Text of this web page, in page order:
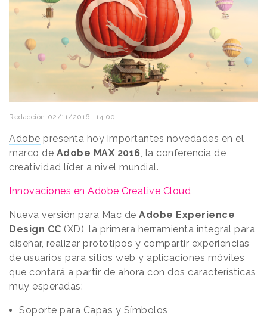
Redacción 02/11/2016 · 14:00
Adobe presenta hoy importantes novedades en el
marco de Adobe MAX 2016, la conferencia de
creatividad líder a nivel mundial.
Innovaciones en Adobe Creative Cloud
Nueva versión para Mac de Adobe Experience
Design CC (XD), la primera herramienta integral para
diseñar, realizar prototipos y compartir experiencias
de usuarios para sitios web y aplicaciones móviles
que contará a partir de ahora con dos características
muy esperadas:
Soporte para Capas y Símbolos